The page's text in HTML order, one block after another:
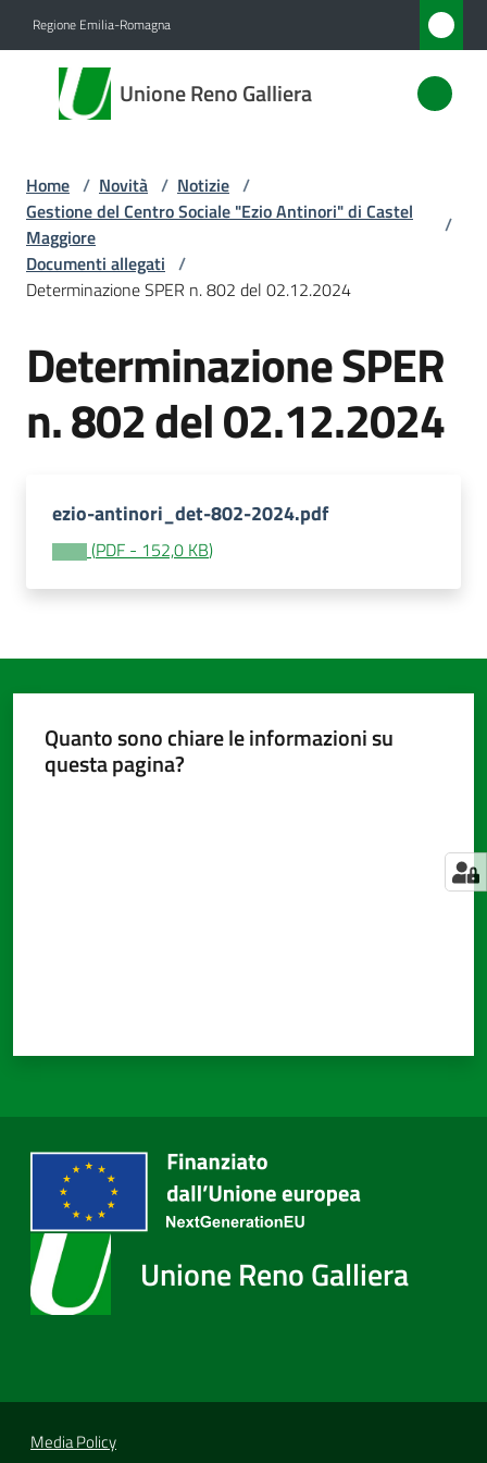
Regione Emilia-Romagna
Unione Reno Galliera
Unione
Reno
Amministrazione
Novità
Servizi
Vivere
l'Unione
trasparente
Tutti
gli
Home / Novità / Notizie /
Gestione del Centro Sociale "Ezio Antinori" di Castel
Maggiore
/
Documenti allegati /
Determinazione SPER n. 802 del 02.12.2024
Determinazione SPER
n. 802 del 02.12.2024
ezio-antinori_det-802-2024.pdf
(PDF - 152,0 KB)
Quanto sono chiare le informazioni su
questa pagina?
Unione Reno Galliera
Media Policy